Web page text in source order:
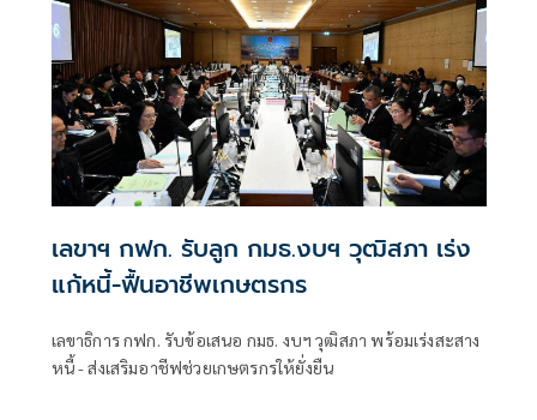
นายกรัฐมนตรี และรัฐมนตรีว่าการกระทรวงคมนาคม
เลขาฯ กฟก. รับลูก กมธ.งบฯ วุฒิสภา เร่ง
แก้หนี้-ฟื้นอาชีพเกษตรกร
เลขาธิการ กฟก. รับข้อเสนอ กมธ. งบฯ วุฒิสภา พร้อมเร่งสะสาง
หนี้ - ส่งเสริมอาชีฟช่วยเกษตรกรให้ยั่งยืน